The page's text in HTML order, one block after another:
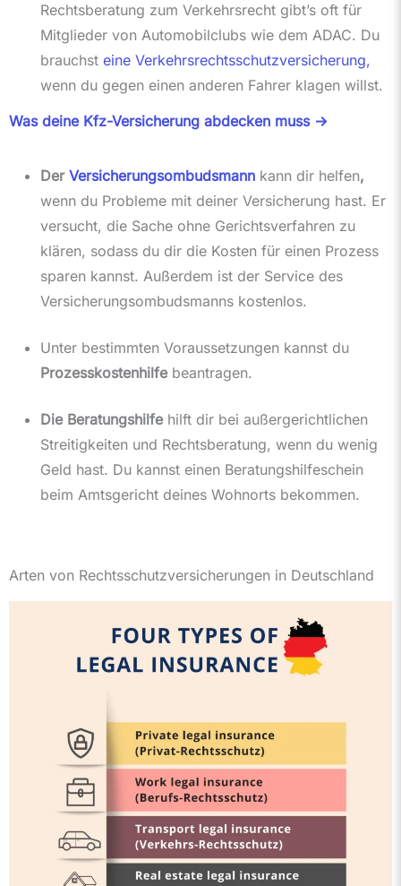
Rechtsberatung zum Verkehrsrecht gibt’s oft für
Mitglieder von Automobilclubs wie dem ADAC. Du
brauchst eine Verkehrsrechtsschutzversicherung,
wenn du gegen einen anderen Fahrer klagen willst.
Was deine Kfz-Versicherung abdecken muss ->
Der Versicherungsombudsmann kann dir helfen,
wenn du Probleme mit deiner Versicherung hast. Er
versucht, die Sache ohne Gerichtsverfahren zu
klären, sodass du dir die Kosten für einen Prozess
sparen kannst. Außerdem ist der Service des
Versicherungsombudsmanns kostenlos.
Unter bestimmten Voraussetzungen kannst du
Prozesskostenhilfebeantragen.
Die Beratungshilfehilft dir bei außergerichtlichen
Streitigkeiten und Rechtsberatung, wenn du wenig
Geld hast. Du kannst einen Beratungshilfeschein
beim Amtsgericht deines Wohnorts bekommen.
Arten von Rechtsschutzversicherungen in Deutschland